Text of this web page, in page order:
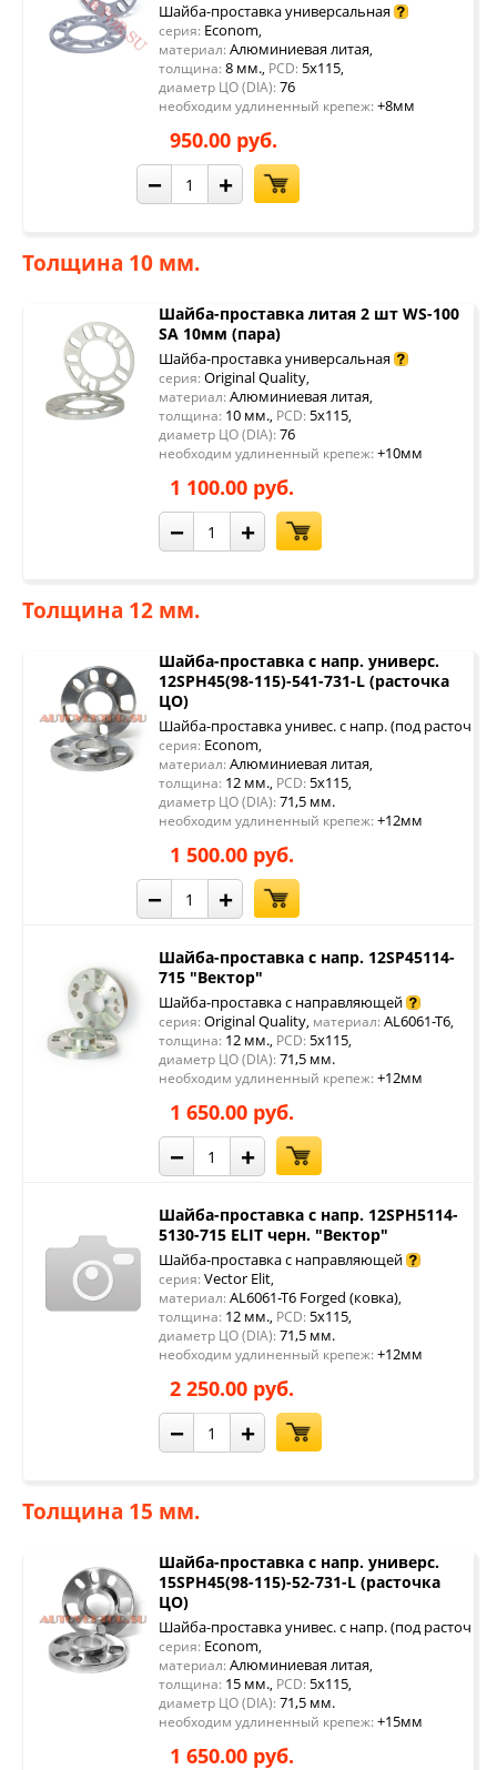
Шайба-проставка универсальная
серия: Econom,
материал: Алюминиевая литая,
толщина: 8 мм., PCD: 5x115,
диаметр ЦО (DIA): 76
необходим удлиненный крепеж: +8мм
950.00 руб.
− +
Толщина 10 мм.
Шайба-проставка литая 2 шт WS-100
SA 10мм (пара)
Шайба-проставка универсальная
серия: Original Quality,
материал: Алюминиевая литая,
толщина: 10 мм., PCD: 5x115,
диаметр ЦО (DIA): 76
необходим удлиненный крепеж: +10мм
1 100.00 руб.
− +
Толщина 12 мм.
Шайба-проставка с напр. универс.
12SPH45(98-115)-541-731-L (расточка
ЦО)
Шайба-проставка унивес. с напр. (под расточку
серия: Econom,
материал: Алюминиевая литая,
толщина: 12 мм., PCD: 5x115,
диаметр ЦО (DIA): 71,5 мм.
необходим удлиненный крепеж: +12мм
1 500.00 руб.
− +
Шайба-проставка с напр. 12SP45114-
715 "Вектор"
Шайба-проставка с направляющей
серия: Original Quality, материал: AL6061-T6,
толщина: 12 мм., PCD: 5x115,
диаметр ЦО (DIA): 71,5 мм.
необходим удлиненный крепеж: +12мм
1 650.00 руб.
− +
Шайба-проставка с напр. 12SPH5114-
5130-715 ELIT черн. "Вектор"
Шайба-проставка с направляющей
серия: Vector Elit,
материал: AL6061-T6 Forged (ковка),
толщина: 12 мм., PCD: 5x115,
диаметр ЦО (DIA): 71,5 мм.
необходим удлиненный крепеж: +12мм
2 250.00 руб.
− +
Толщина 15 мм.
Шайба-проставка с напр. универс.
15SPH45(98-115)-52-731-L (расточка
ЦО)
Шайба-проставка унивес. с напр. (под расточку
серия: Econom,
материал: Алюминиевая литая,
толщина: 15 мм., PCD: 5x115,
диаметр ЦО (DIA): 71,5 мм.
необходим удлиненный крепеж: +15мм
1 650.00 руб.